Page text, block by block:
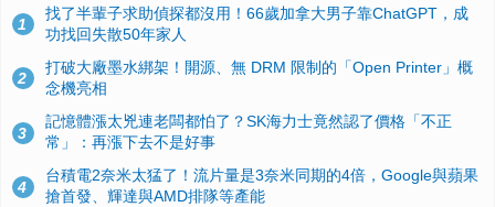
1
找了半輩子求助偵探都沒用！66歲加拿大男子靠ChatGPT，成
功找回失散50年家人
2
打破大廠墨水綁架！開源、無 DRM 限制的「Open Printer」概
念機亮相
3
記憶體漲太兇連老闆都怕了？SK海力士竟然認了價格「不正
常」：再漲下去不是好事
4
台積電2奈米太猛了！流片量是3奈米同期的4倍，Google與蘋果
搶首發、輝達與AMD排隊等產能